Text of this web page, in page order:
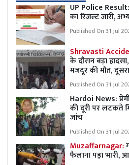
UP Police
का रिजल्ट जारी,
Published On 31 Jul
Shravasti
के दौरान बड़ा
मजदूर की मौत,
Published On 31 Jul
Hardoi News:
की दूरी पर लटकते
जांच
Published On 31 Jul
Muzaffarnagar:
फैलाना पड़ा भारी,